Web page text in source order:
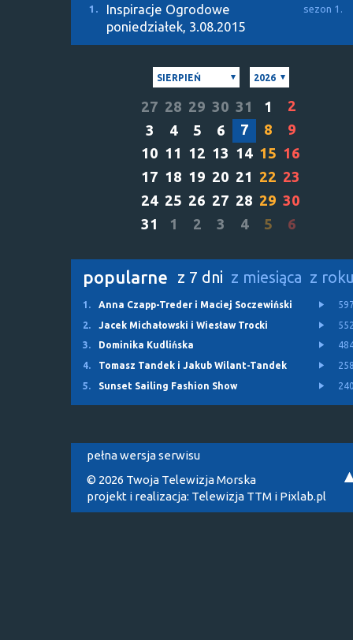
1. Inspiracje Ogrodowe sezon 1.
poniedziałek, 3.08.2015
SIERPIEŃ 2026
27 28 29 30 31 1
2
3
4 5 6 7 8
9
10 11 12 13 14 15 16
17 18 19 20 21 22 23
24 25 26 27 28 29 30
31
1 2 3 4 5 6
popularne z 7 dni z miesiąca z
1. Anna Czapp-Treder i Maciej Soczewiński
2.
Jacek Michałowski i Wiesław Trocki
3.
Dominika Kudlińska
4.
Tomasz Tandek i Jakub Wilant-Tandek
5.
Sunset Sailing Fashion Show
pełna wersja serwisu
© 2026 Twoja Telewizja Morska
projekt i realizacja: Telewizja TTM i Pixlab.pl